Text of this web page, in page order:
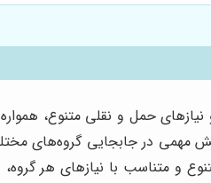
حمل و نقلی متنوع،
در جابجایی گروه‌های
و متناسب با نیازهای هر